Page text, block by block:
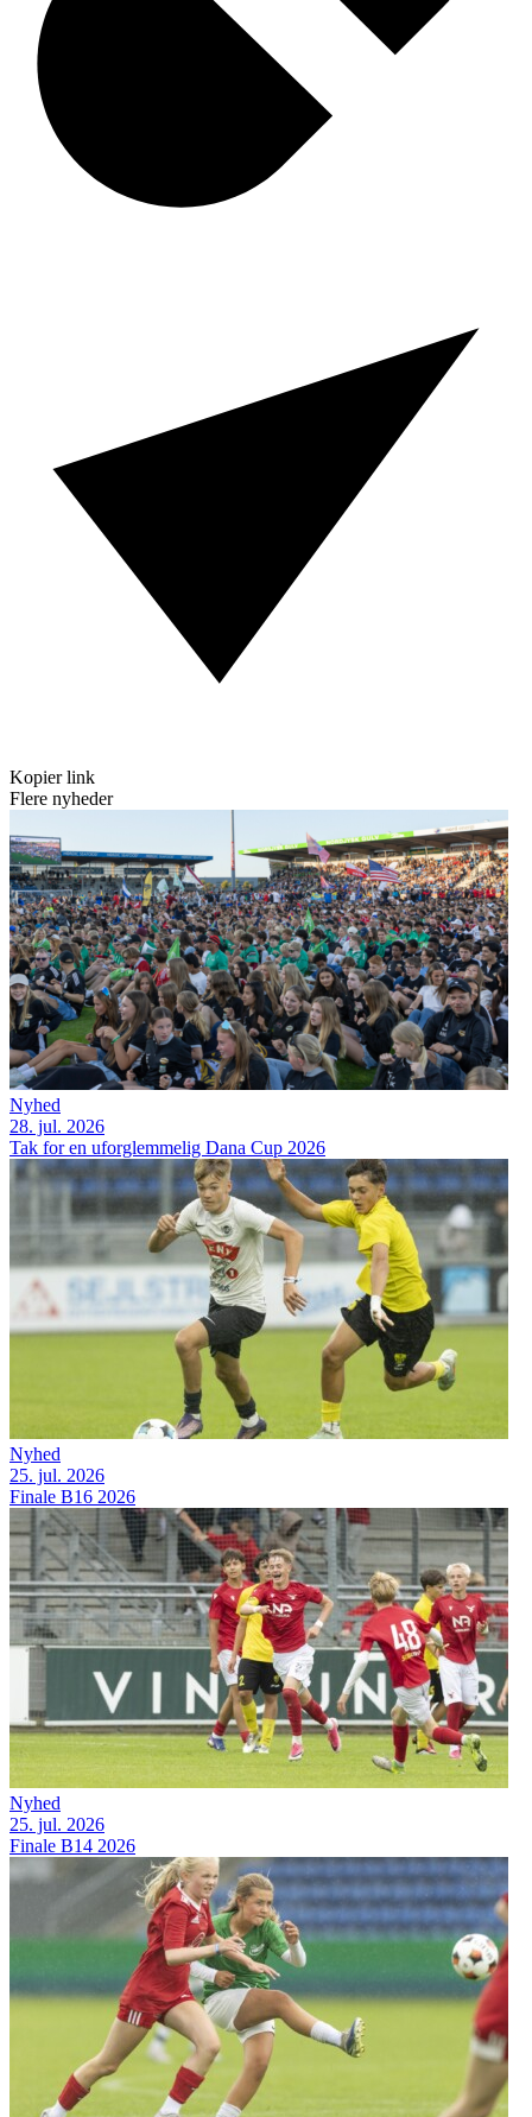
Kopier link
Flere nyheder
Nyhed
28. jul. 2026
Tak for en uforglemmelig Dana Cup 2026
Nyhed
25. jul. 2026
Finale B16 2026
Nyhed
25. jul. 2026
Finale B14 2026